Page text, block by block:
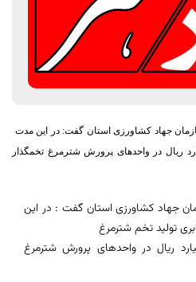
جهاد کشاورزی استان گفت: در این مدت
شترمرغ به ارزش 6 میلیارد ریال در واحدهای پرورش شترمرغ تخمگذار
جهاد کشاورزی استان گفت : در این
مرغ به ارزش 6 میلیارد ریال در واحدهای پرورش شترمرغ